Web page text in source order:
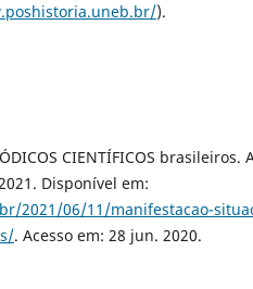
).
CIENTÍFICOS
Disponível em:
2021/06/11/manifestacao-
. Acesso em: 28 jun. 2020.